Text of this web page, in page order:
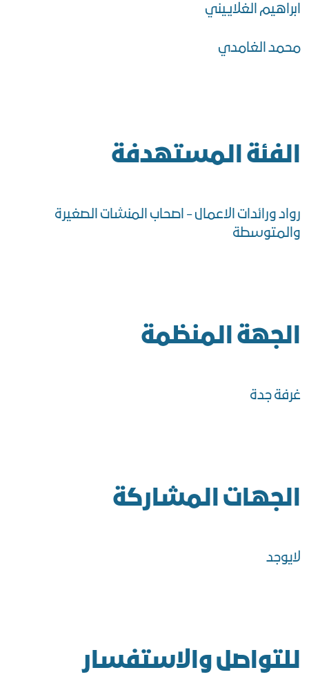
ابراهيم الغلاييني
محمد الغامدي
الفئة المستهدفة
رواد ورائدات الاعمال - اصحاب المنشات الصغيرة
والمتوسطة
الجهة المنظمة
غرفة جدة
الجهات المشاركة
لايوجد
للتواصل والاستفسار